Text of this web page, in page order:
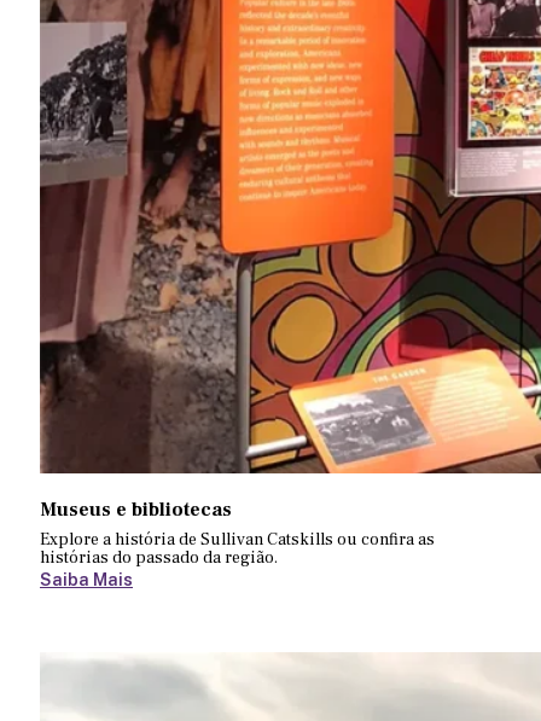
Museus e bibliotecas
Explore a história de Sullivan Catskills ou confira as
histórias do passado da região.
Saiba Mais